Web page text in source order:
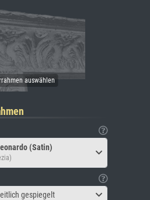
(Satin)
gespiegelt